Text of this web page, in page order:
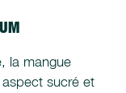
la mangue
sucré et